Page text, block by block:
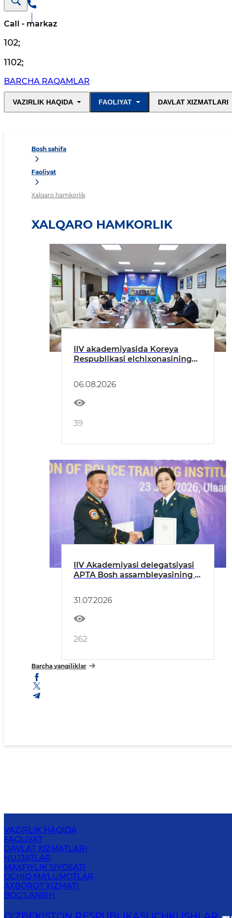
Call - markaz
102;
1102;
BARCHA RAQAMLAR
VAZIRLIK HAQIDA FAOLIYAT DAVLAT XIZMATLARI
Bosh sahifa
Faoliyat
Xalqaro hamkorlik
XALQARO HAMKORLIK
IIV akademiyasida Koreya
Respublikasi elchixonasining
vakili Kim Chje Xvan bilan
uchrashuv boʻlib oʻtdi
06.08.2026
39
IIV Akademiyasi delegatsiyasi
APTA Bosh assambleyasining X
31.07.2026
262
Barcha yangiliklar
VAZIRLIK HAQIDA
FAOLIYAT
DAVLAT XIZMATLARI
HUJJATLAR
MAXFIYLIK SIYOSATI
OCHIQ MA'LUMOTLAR
AXBOROT XIZMATI
BOG‘LANISH